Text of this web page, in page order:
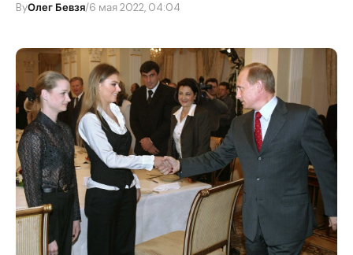
ByОлег Бевзя/6 мая 2022, 04:04